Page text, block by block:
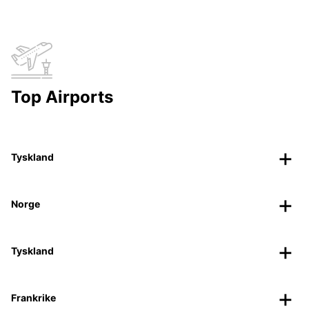
Top Airports
Tyskland
Norge
Tyskland
Frankrike